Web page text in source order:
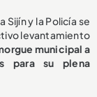
Sijín y la Policía se
levantamiento
municipal a
para su plena